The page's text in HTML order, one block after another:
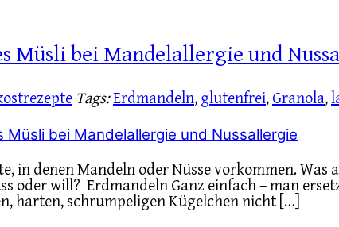
Müsli bei Mandelallergie und
Tags:Erdmandeln, glutenfrei, Granola,
in denen Mandeln oder Nüsse vorkommen.
oder will? Erdmandeln Ganz einfach – man
harten, schrumpeligen Kügelchen nicht […]